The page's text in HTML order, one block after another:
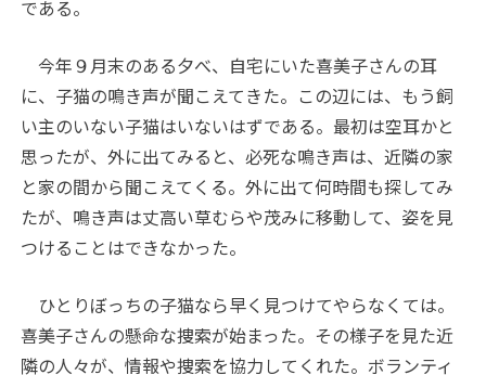
である。
今年９月末のある夕べ、自宅にいた喜美子さんの耳
に、子猫の鳴き声が聞こえてきた。この辺には、もう飼
い主のいない子猫はいないはずである。最初は空耳かと
思ったが、外に出てみると、必死な鳴き声は、近隣の家
と家の間から聞こえてくる。外に出て何時間も探してみ
たが、鳴き声は丈高い草むらや茂みに移動して、姿を見
つけることはできなかった。
ひとりぼっちの子猫なら早く見つけてやらなくては。
喜美子さんの懸命な捜索が始まった。その様子を見た近
隣の人々が、情報や捜索を協力してくれた。ボランティ